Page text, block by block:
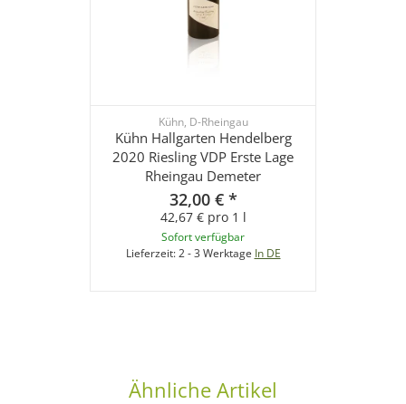
Kühn, D-Rheingau
Kühn Hallgarten Hendelberg
2020 Riesling VDP Erste Lage
Rheingau Demeter
32,00 € *
42,67 € pro 1 l
Sofort verfügbar
Lieferzeit:2 - 3 Werktage In DE
Ähnliche Artikel